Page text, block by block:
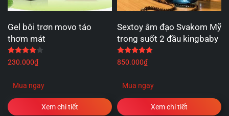
Gel bôi trơn movo táo
thơm mát
5 sao
230.000₫
Mua ngay
Xem chi tiết
Sextoy âm đạo Svakom Mỹ
trong suốt 2 đầu kingbaby
850.000₫
Mua ngay
Xem chi tiết